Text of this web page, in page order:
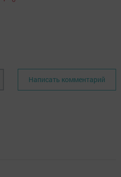
Написать комментарий